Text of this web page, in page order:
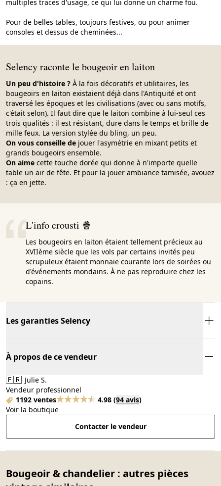
multiples traces d'usage, ce qui lui donne un charme fou.
Pour de belles tables, toujours festives, ou pour animer
consoles et dessus de cheminées...
Selency raconte le bougeoir en laiton
Un peu d'histoire ? À la fois décoratifs et utilitaires, les
bougeoirs en laiton existaient déjà dans l'Antiquité et ont
traversé les époques et les civilisations (avec ou sans motifs,
c'était selon). Il faut dire que le laiton combine à lui-seul ces
trois qualités : il est résistant, dure dans le temps et brille de
mille feux. La version stylée du bling, un peu.
On vous conseille de jouer l'asymétrie en mixant petits et
grands bougeoirs ensemble.
On aime cette touche dorée qui donne à n'importe quelle
table un air de fête. Et pour la jouer ambiance tamisée, avouez
: ça en jette.
L'info crousti 🍿
Les bougeoirs en laiton étaient tellement précieux au
XVIIème siècle que les vols par certains invités peu
scrupuleux étaient monnaie courante lors de soirées ou
d'événements mondains. À ne pas reproduire chez les
copains.
Les garanties Selency
À propos de ce vendeur
🇫🇷 Julie S.
Vendeur professionnel
1192 ventes
4.98 (94 avis)
Voir la boutique
Contacter le vendeur
Bougeoir & chandelier : autres pièces